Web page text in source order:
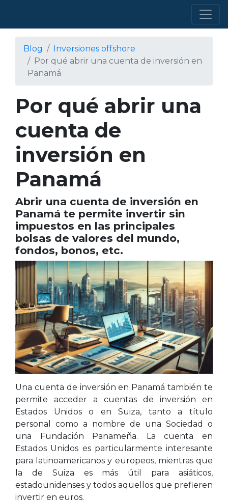
Blog
Inversiones offshore
Por qué abrir una cuenta de inversión en
Panamá
Por qué abrir una
cuenta de
inversión en
Panamá
Abrir una cuenta de inversión en
Panamá te permite invertir sin
impuestos en las principales
bolsas de valores del mundo,
fondos, bonos, etc.
Una cuenta de inversión en Panamá también te
permite acceder a cuentas de inversión en
Estados Unidos o en Suiza, tanto a título
personal como a nombre de una Sociedad o
una Fundación Panameña. La cuenta en
Estados Unidos es particularmente interesante
para latinoamericanos y europeos, mientras que
la de Suiza es más útil para asiáticos,
estadounidenses y todos aquellos que prefieren
invertir en euros.